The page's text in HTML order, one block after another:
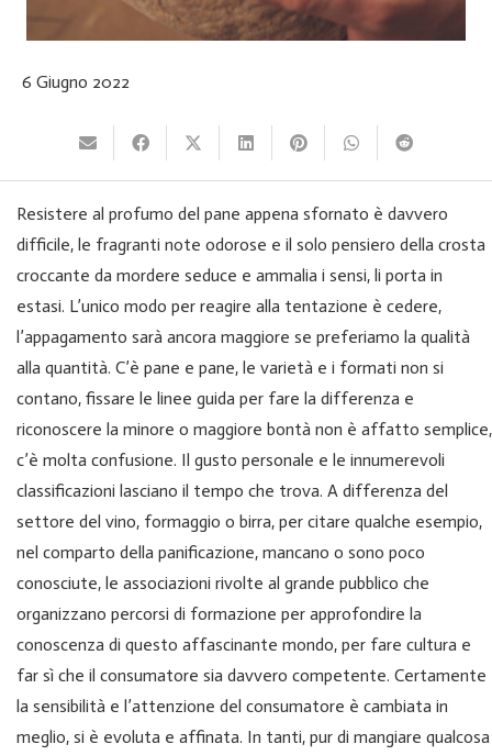
6 Giugno 2022
Resistere al profumo del pane appena sfornato è davvero
difficile, le fragranti note odorose e il solo pensiero della crosta
croccante da mordere seduce e ammalia i sensi, li porta in
estasi. L’unico modo per reagire alla tentazione è cedere,
l’appagamento sarà ancora maggiore se preferiamo la qualità
alla quantità. C’è pane e pane, le varietà e i formati non si
contano, fissare le linee guida per fare la differenza e
riconoscere la minore o maggiore bontà non è affatto semplice,
c’è molta confusione. Il gusto personale e le innumerevoli
classificazioni lasciano il tempo che trova. A differenza del
settore del vino, formaggio o birra, per citare qualche esempio,
nel comparto della panificazione, mancano o sono poco
conosciute, le associazioni rivolte al grande pubblico che
organizzano percorsi di formazione per approfondire la
conoscenza di questo affascinante mondo, per fare cultura e
far sì che il consumatore sia davvero competente. Certamente
la sensibilità e l’attenzione del consumatore è cambiata in
meglio, si è evoluta e affinata. In tanti, pur di mangiare qualcosa